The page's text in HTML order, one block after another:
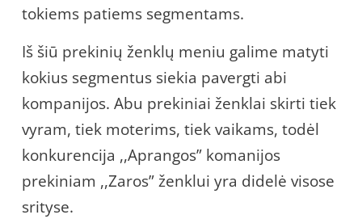
tokiems patiems segmentams.
Iš šiū prekinių ženklų meniu galime matyti
kokius segmentus siekia pavergti abi
kompanijos. Abu prekiniai ženklai skirti tiek
vyram, tiek moterims, tiek vaikams, todėl
konkurencija ,,Aprangos” komanijos
prekiniam ,,Zaros” ženklui yra didelė visose
srityse.